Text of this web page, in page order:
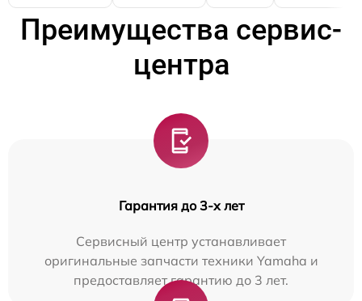
Преимущества сервис-
центра
Гарантия до 3-х лет
Сервисный центр устанавливает
оригинальные запчасти техники Yamaha и
предоставляет гарантию до 3 лет.